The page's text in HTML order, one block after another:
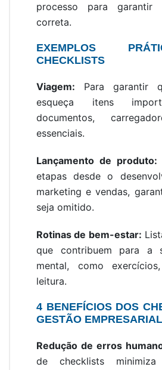
processo para garantir
correta.
EXEMPLOS
CHECKLISTS
Viagem: Para garantir
esqueça itens
documentos,
essenciais.
Lançamento de produto:
etapas desde o
marketing e vendas,
seja omitido.
Rotinas de bem-estar:
que contribuem para a
mental, como
leitura.
4 BENEFÍCIOS DOS
GESTÃO EMPRESARIAL
Redução de erros
de checklists